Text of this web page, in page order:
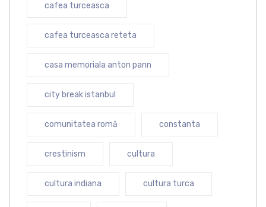
cafea turceasca
cafea turceasca reteta
casa memoriala anton pann
city break istanbul
comunitatea romă constanta
crestinism cultura
cultura indiana cultura turca